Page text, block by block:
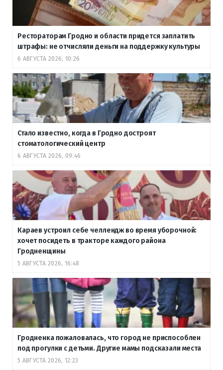
Рестораторам Гродно и области придется заплатить
штрафы: не отчисляли деньги на поддержку культуры
6 АВГУСТА 2026, 10:26
Стало известно, когда в Гродно достроят
стоматологический центр
6 АВГУСТА 2026, 09:46
Караев устроил себе челлендж во время уборочной:
хочет посидеть в тракторе каждого района
Гродненщины
5 АВГУСТА 2026, 16:48
Гродненка пожаловалась, что город не приспособлен
под прогулки с детьми. Другие мамы подсказали места
5 АВГУСТА 2026, 12:23